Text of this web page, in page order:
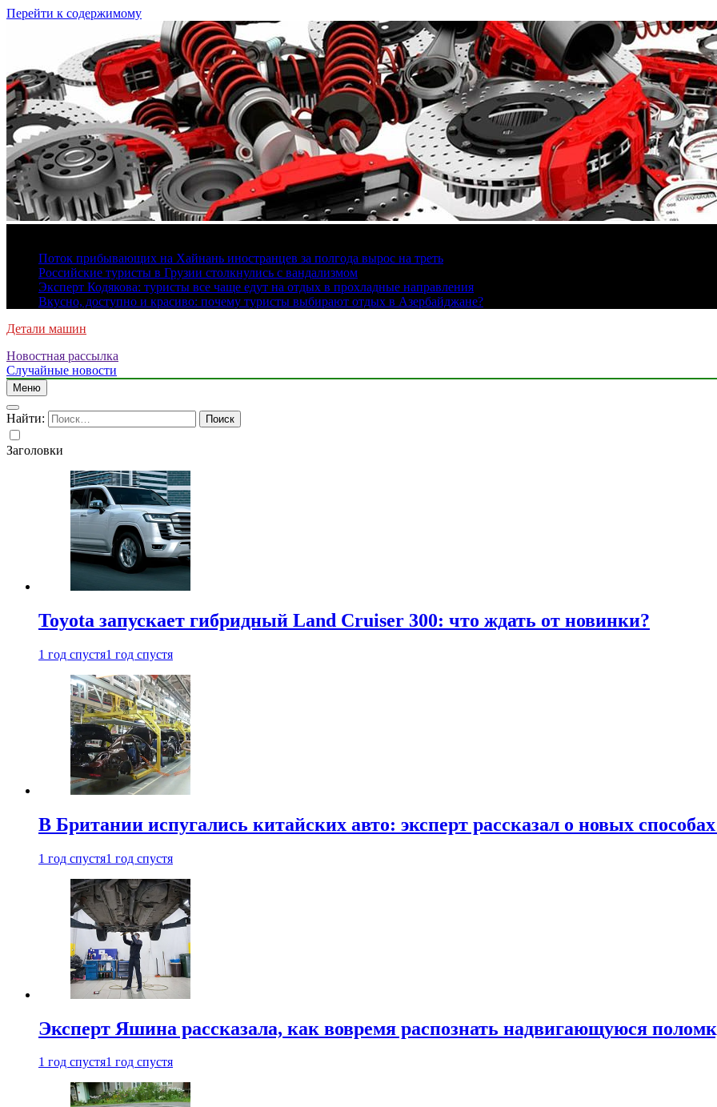
Перейти к содержимому
Поток прибывающих на Хайнань иностранцев за полгода вырос на треть
Российские туристы в Грузии столкнулись с вандализмом
Эксперт Кодякова: туристы все чаще едут на отдых в прохладные направления
Вкусно, доступно и красиво: почему туристы выбирают отдых в Азербайджане?
Детали машин
Новостная рассылка
Случайные новости
Меню
Найти:
Заголовки
Toyota запускает гибридный Land Cruiser 300: что ждать от новинки?
1 год спустя1 год спустя
В Британии испугались китайских авто: эксперт рассказал о новых
1 год спустя1 год спустя
Эксперт Яшина рассказала, как вовремя распознать надвигающуюся
1 год спустя1 год спустя